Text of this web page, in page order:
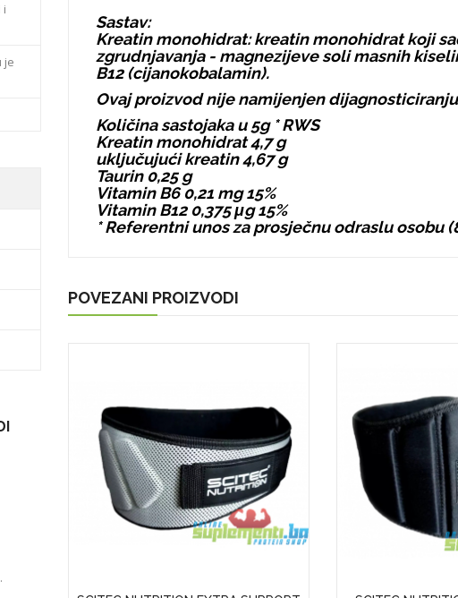
i
je
Sastav:
Kreatin monohidrat: kreatin monohidrat koji
zgrudnjavanja - magnezijeve soli masnih
B12 (cijanokobalamin).
Ovaj proizvod nije namijenjen
Količina sastojaka u 5g * RWS
Kreatin monohidrat 4,7 g
uključujući kreatin 4,67 g
Taurin 0,25 g
Vitamin B6 0,21 mg 15%
Vitamin B12 0,375 μg 15%
* Referentni unos za prosječnu odraslu osobu
POVEZANI PROIZVODI